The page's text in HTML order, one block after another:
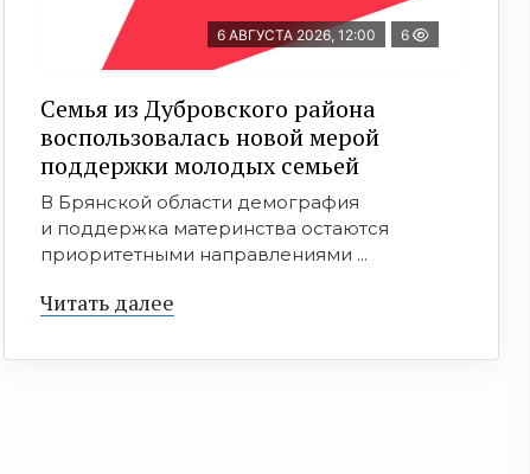
6 АВГУСТА 2026, 12:00 6
Семья из Дубровского района
воспользовалась новой мерой
поддержки молодых семьей
В Брянской области демография
и поддержка материнства остаются
приоритетными направлениями ...
Читать далее